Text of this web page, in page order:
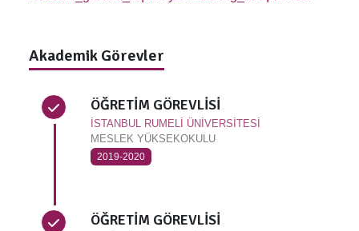
Akademik Görevler
ÖĞRETİM GÖREVLİSİ
İSTANBUL RUMELİ ÜNİVERSİTESİ
MESLEK YÜKSEKOKULU
2019-2020
ÖĞRETİM GÖREVLİSİ